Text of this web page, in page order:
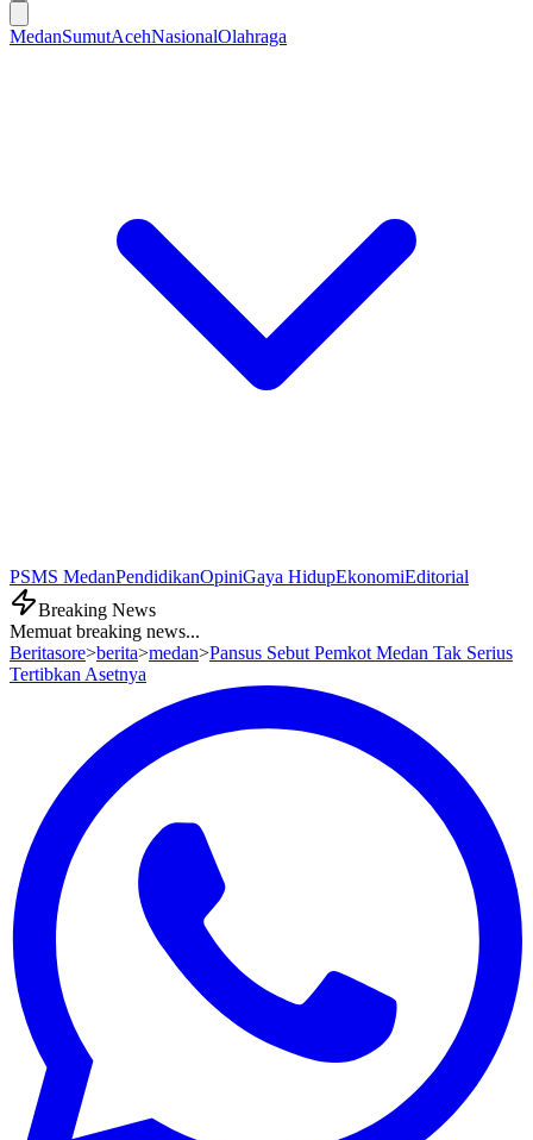
MedanSumutAcehNasionalOlahraga
PSMS MedanPendidikanOpiniGaya HidupEkonomiEditorial
Breaking News
Memuat breaking news...
Beritasore>berita>medan>Pansus Sebut Pemkot Medan Tak Serius
Tertibkan Asetnya